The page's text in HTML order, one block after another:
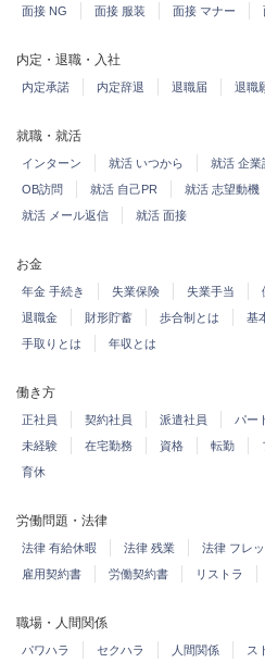
面接 NG 面接 服装 面接 マナー
内定・退職・入社
内定承諾 内定辞退 退職届 退職
就職・就活
インターン 就活 いつから 就活 企業
OB訪問
就活 自己PR 就活 志望動機
就活 メール返信
就活 面接
お金
年金 手続き 失業保険 失業手当
退職金
財形貯蓄 歩合制とは 基
手取りとは
年収とは
働き方
正社員 契約社員 派遣社員 パー
未経験
在宅勤務 資格 転勤
育休
労働問題・法律
法律 有給休暇 法律 残業 法律 フレ
雇用契約書
労働契約書 リストラ
職場・人間関係
パワハラ セクハラ 人間関係 ス